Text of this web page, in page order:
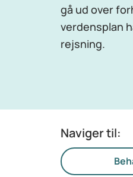
gå ud over
verdensplan
rejsning.
Naviger til: